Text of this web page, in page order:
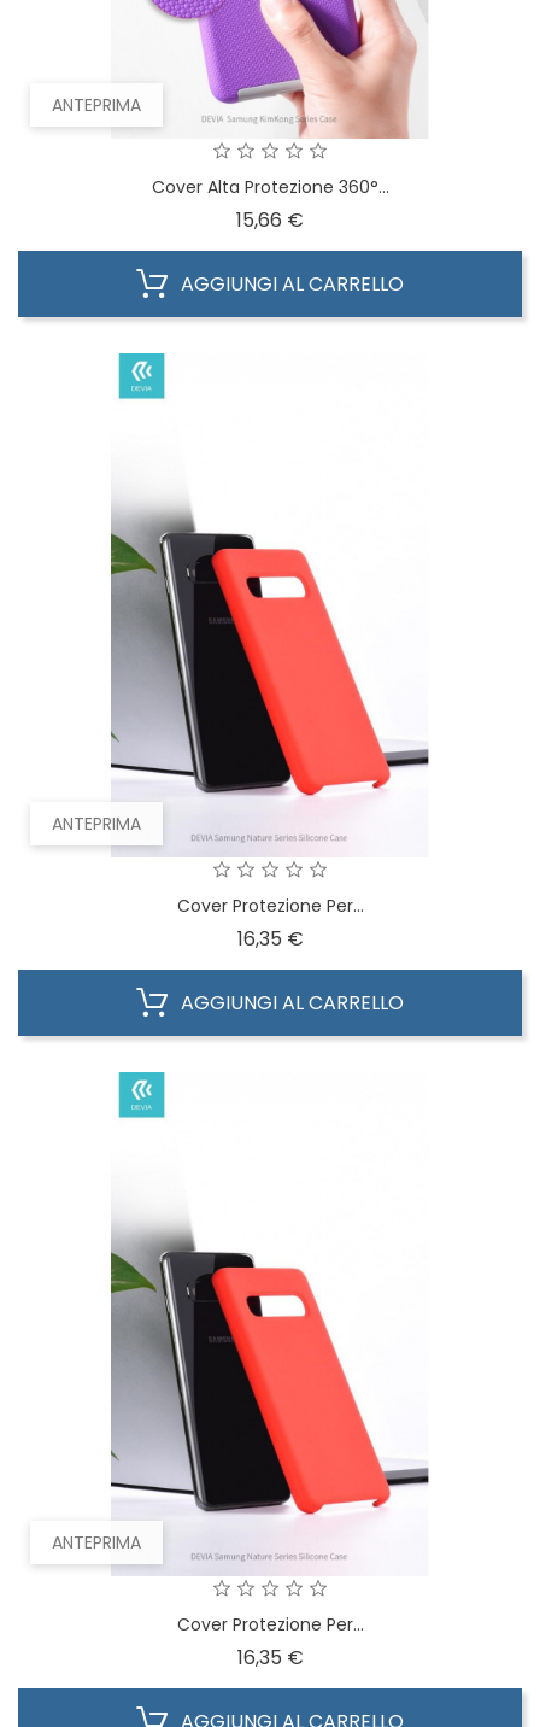
ANTEPRIMA
Cover Alta Protezione 360°...
15,66 €
AGGIUNGI AL CARRELLO
ANTEPRIMA
Cover Protezione Per...
16,35 €Prezzo
AGGIUNGI AL CARRELLO
ANTEPRIMA
Cover Protezione Per...
16,35 €Prezzo